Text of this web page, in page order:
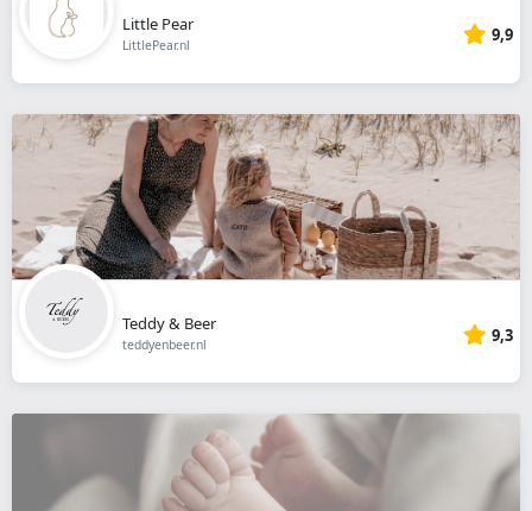
Little Pear
LittlePear.nl 9,9
Teddy & Beer
teddyenbeer.nl 9,3